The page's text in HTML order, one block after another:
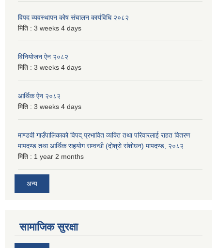
विपद व्यवस्थापन कोष संचालन कार्यविधि २०८२
मिति : 3 weeks 4 days
विनियोजन ऐन २०८२
मिति : 3 weeks 4 days
आर्थिक ऐन २०८२
मिति : 3 weeks 4 days
माण्डवी गाउँपालिकाको विपद् प्रभावित व्यक्ति तथा परिवारलाई राहत वितरण
मापदण्ड तथा आर्थिक सहयोग सम्वन्धी (दोश्रो संशोधन) मापदण्ड, २०८२
मिति : 1 year 2 months
अन्य
सामाजिक सुरक्षा